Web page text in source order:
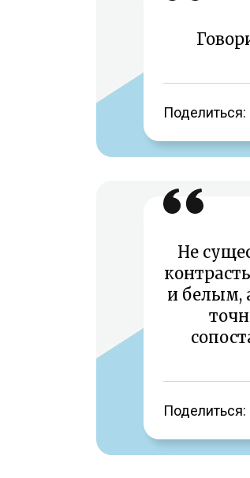
Поделиться:
Не
и белым,
Поделиться: